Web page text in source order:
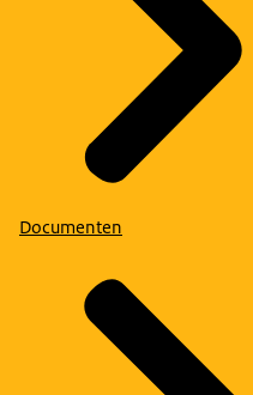
Documenten